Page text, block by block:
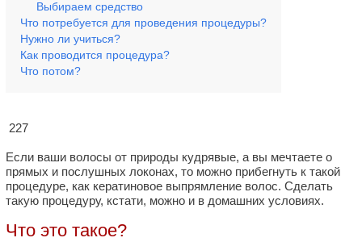
Выбираем средство
Что потребуется для проведения процедуры?
Нужно ли учиться?
Как проводится процедура?
Что потом?
227
Если ваши волосы от природы кудрявые, а вы мечтаете о
прямых и послушных локонах, то можно прибегнуть к такой
процедуре, как кератиновое выпрямление волос. Сделать
такую процедуру, кстати, можно и в домашних условиях.
Что это такое?